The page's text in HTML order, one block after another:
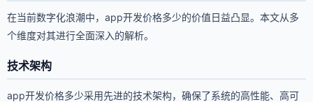
在当前数字化浪潮中，app开发价格多少的价值日益凸显。本文从多
个维度对其进行全面深入的解析。
技术架构
app开发价格多少采用先进的技术架构，确保了系统的高性能、高可